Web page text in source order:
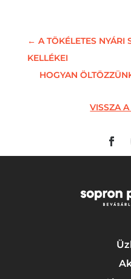
← A TÖKÉLETES NYÁRI
KELLÉKEI
HOGYAN
VISSZA